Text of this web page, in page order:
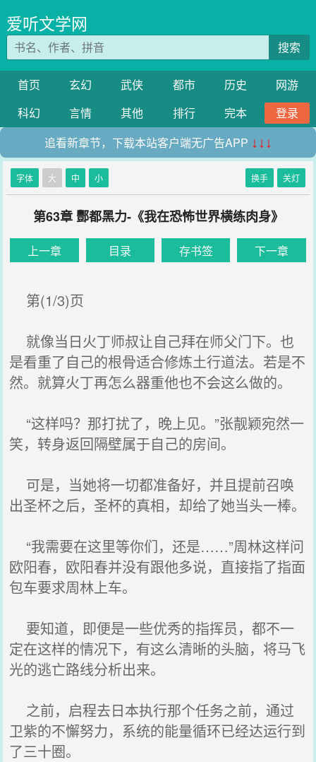
爱听文学网
搜索
首页 玄幻 武侠 都市 历史
网游
科幻
言情 其他 排行 完本
登录
追看新章节，下载本站客户端无广告APP ↓↓↓
字体 大 中 小 换手 关灯
第63章 酆都黑力-《我在恐怖世界横练肉身》
上一章 目录 存书签 下一章
第(1/3)页
就像当日火丁师叔让自己拜在师父门下。也
是看重了自己的根骨适合修炼土行道法。若是不
然。就算火丁再怎么器重他也不会这么做的。
“这样吗？那打扰了，晚上见。”张靓颖宛然一
笑，转身返回隔壁属于自己的房间。
可是，当她将一切都准备好，并且提前召唤
出圣杯之后，圣杯的真相，却给了她当头一棒。
“我需要在这里等你们，还是……”周林这样问
欧阳春，欧阳春并没有跟他多说，直接指了指面
包车要求周林上车。
要知道，即便是一些优秀的指挥员，都不一
定在这样的情况下，有这么清晰的头脑，将马飞
光的逃亡路线分析出来。
之前，启程去日本执行那个任务之前，通过
卫紫的不懈努力，系统的能量循环已经达运行到
了三十圈。